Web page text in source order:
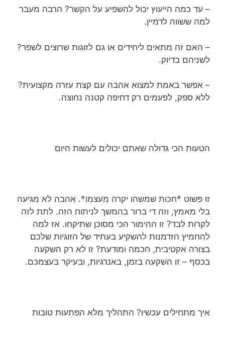
– עד כמה הייעוץ יכול להשפיע על הקשר? הרבה מעבר
למה ששווה לדמיין.
– האם זה מתאים ליחידים או גם לזוגות שרוצים לשפר?
לשניהם בדיוק.
– אפשר באמת למצוא אהבה עם קצת עזרה מקצועית?
ללא ספק, לפעמים רק דחיפה קטנה נחוצה.
הטעות הכי גדולה שאתם יכולים לעשות היום
זו פשוט *חכות שמשהו יקרה מעצמו*. אהבה לא מגיעה
בלי מאמץ, וזה די ברור בהמשך לניתוח הזה. לתת לזה
לקרות לבד? זו ההימור הכי מסוכן שתיקחו. אז למה
להחמיץ הזדמנות להשקיע בעתיד של הזוגיות שלכם
בצורה אקטיבית, חכמה ומודעת? זו לא רק השקעה
בכסף – זו השקעה בזמן, באנרגיות, ובעיקר בעצמכם.
איך מתחילים עכשיו? התהליך מלא הפתעות טובות